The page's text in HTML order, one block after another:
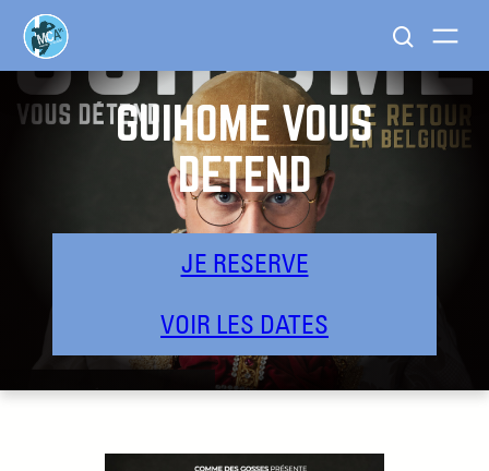
GUIHOME VOUS
DÉTEND
JE RESERVE
VOIR LES DATES